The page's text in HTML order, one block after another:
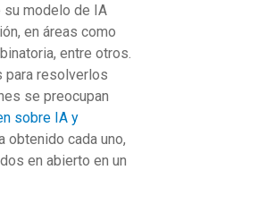
su modelo de IA
en áreas como
entre otros.
para resolverlos
se preocupan
sobre IA y
obtenido cada uno,
en abierto en un